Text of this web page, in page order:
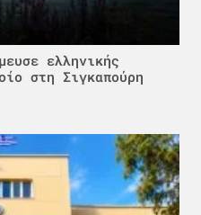
ελληνικής
στη Σιγκαπούρη